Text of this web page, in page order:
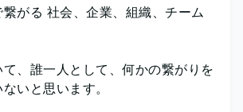
繋がる 社会、企業、組織、チーム
、誰一人として、何かの繋がりを
いと思います。